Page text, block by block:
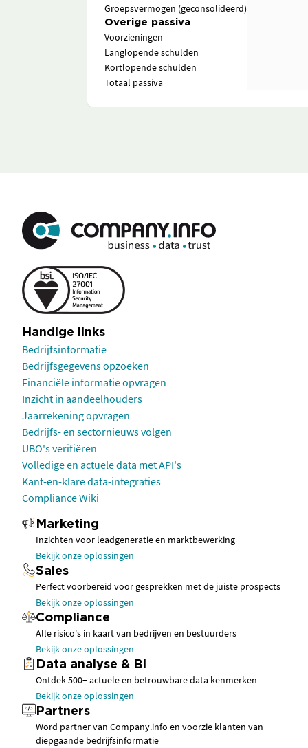
Groepsvermogen (geconsolideerd)
Overige passiva
Voorzieningen
Langlopende schulden
Kortlopende schulden
Totaal passiva
Handige links
Bedrijfsinformatie
Bedrijfsgegevens opzoeken
Financiële informatie opvragen
Inzicht in aandeelhouders
Jaarrekening opvragen
Bedrijfs- en sectornieuws volgen
UBO's verifiëren
Volledige en actuele data met API's
Kant-en-klare data-integraties
Compliance Wiki
Marketing
Inzichten voor leadgeneratie en marktbewerking
Bekijk onze oplossingen
Sales
Perfect voorbereid voor gesprekken met de juiste prospects
Bekijk onze oplossingen
Compliance
Alle risico's in kaart van bedrijven en bestuurders
Bekijk onze oplossingen
Data analyse & BI
Ontdek 500+ actuele en betrouwbare data kenmerken
Bekijk onze oplossingen
Partners
Word partner van Company.info en voorzie klanten van
diepgaande bedrijfsinformatie